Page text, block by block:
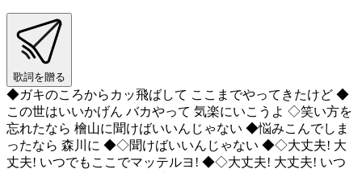
歌詞を贈る
◆ガキのころからカッ飛ばして ここまでやってきたけど ◆
この世はいいかげん バカやって 気楽にいこうよ ◇笑い方を
忘れたなら 檜山に聞けばいいんじゃない ◆悩みこんでしま
ったなら 森川に ◆◇聞けばいいんじゃない ◆◇大丈夫! 大
丈夫! いつでもここでマッテルヨ! ◆◇大丈夫! 大丈夫! いつ